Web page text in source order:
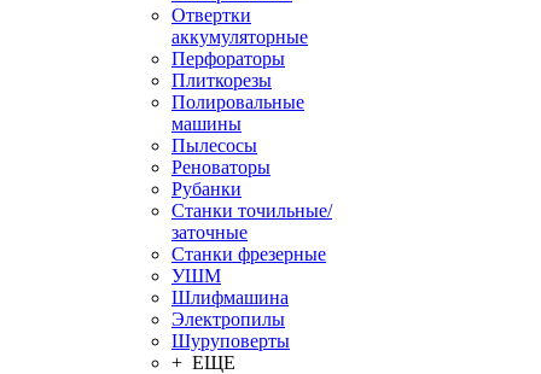
Отвертки
аккумуляторные
Перфораторы
Плиткорезы
Полировальные
машины
Пылесосы
Реноваторы
Рубанки
Станки точильные/
заточные
Станки фрезерные
УШМ
Шлифмашина
Электропилы
Шуруповерты
+ ЕЩЕ